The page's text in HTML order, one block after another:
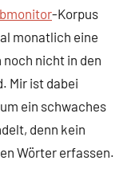
-Korpus
monatlich eine
noch nicht in den
Mir ist dabei
ein schwaches
denn kein
Wörter erfassen.